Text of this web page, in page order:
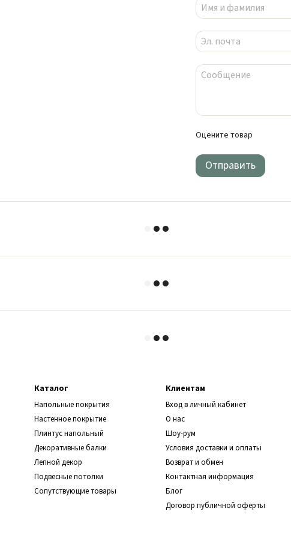
Оцените товар
Отправить
Каталог
Напольные покрытия
Настенное покрытие
Плинтус напольный
Декоративные балки
Лепной декор
Подвесные потолки
Сопутствующие товары
Клиентам
Вход в личный кабинет
О нас
Шоу-рум
Условия доставки и оплаты
Возврат и обмен
Контактная информация
Блог
Договор публичной оферты